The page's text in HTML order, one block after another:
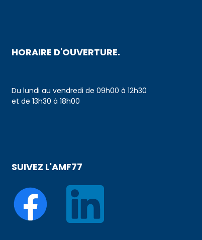
HORAIRE D'OUVERTURE.
Du lundi au vendredi de 09h00 à 12h30
et de 13h30 à 18h00
SUIVEZ L'AMF77